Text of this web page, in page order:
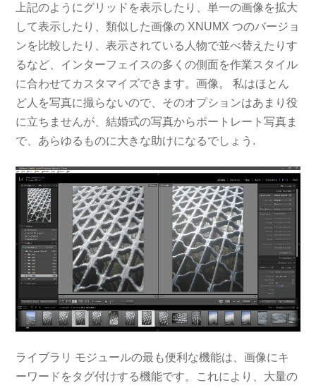
上記のようにグリッドを表示したり、単一の画像を拡大
して表示したり、類似した画像の XNUMX つのバージョ
ンを比較したり、表示されている人物で並べ替えたりす
るなど、インターフェイスの多くの側面を作業スタイル
に合わせてカスタマイズできます。画像。 私はほとん
ど人を写真に撮らないので、そのオプションはあまり役
に立ちませんが、結婚式の写真からポートレート写真ま
で、あらゆるものに大きな助けになるでしょう.
ライブラリ モジュールの最も便利な機能は、画像にキ
ーワードをタグ付けする機能です。これにより、大量の